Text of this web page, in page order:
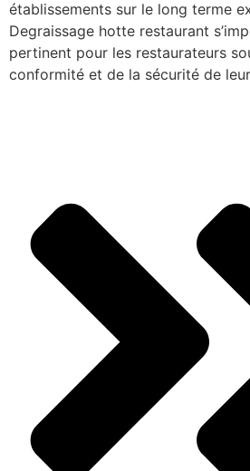
établissements sur le long terme
Degraissage hotte restaurant
pertinent pour les restaurateurs
conformité et de la sécurité de